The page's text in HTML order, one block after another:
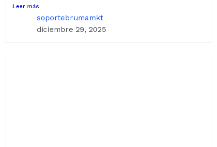
Leer más
soportebrumamkt
diciembre 29, 2025